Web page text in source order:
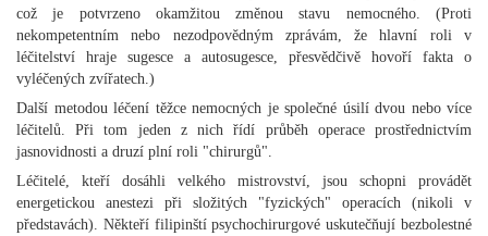
což je potvrzeno okamžitou změnou stavu nemocného. (Proti
nekompetentním nebo nezodpovědným zprávám, že hlavní roli v
léčitelství hraje sugesce a autosugesce, přesvědčivě hovoří fakta o
vyléčených zvířatech.)
Další metodou léčení těžce nemocných je společné úsilí dvou nebo více
léčitelů. Při tom jeden z nich řídí průběh operace prostřednictvím
jasnovidnosti a druzí plní roli "chirurgů".
Léčitelé, kteří dosáhli velkého mistrovství, jsou schopni provádět
energetickou anestezi při složitých "fyzických" operacích (nikoli v
představách). Někteří filipinští psychochirurgové uskutečňují bezbolestné